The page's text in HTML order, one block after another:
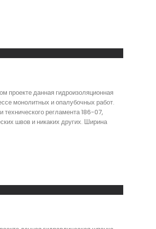
проекте данная гидроизоляционная
монолитных и опалубочных работ.
регламента 186-07,
швов и никаких других. Ширина